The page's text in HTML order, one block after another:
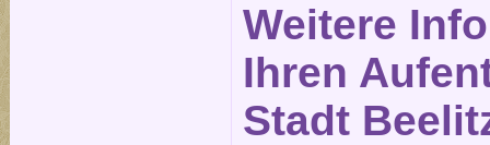
Weitere
Ihren
Stadt